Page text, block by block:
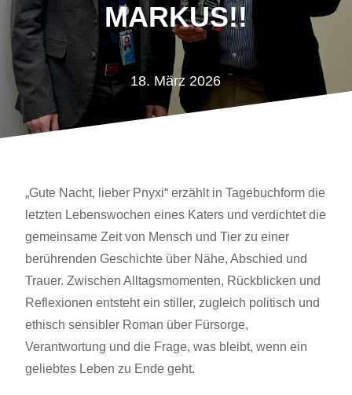
MARKUS!!
18. März 2026
„Gute Nacht, lieber Pnyxi“ erzählt in Tagebuchform die
letzten Lebenswochen eines Katers und verdichtet die
gemeinsame Zeit von Mensch und Tier zu einer
berührenden Geschichte über Nähe, Abschied und
Trauer. Zwischen Alltagsmomenten, Rückblicken und
Reflexionen entsteht ein stiller, zugleich politisch und
ethisch sensibler Roman über Fürsorge,
Verantwortung und die Frage, was bleibt, wenn ein
geliebtes Leben zu Ende geht.